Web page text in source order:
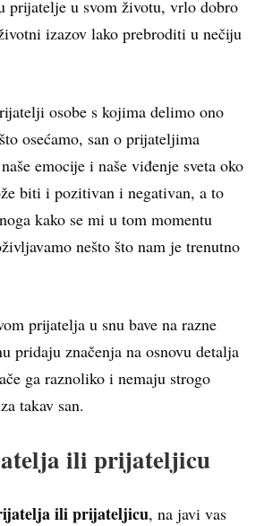
u svom životu, vrlo dobro
izazov lako prebroditi u nečiju
osobe s kojima delimo ono
osećamo, san o prijateljima
emocije i naše viđenje sveta oko
biti i pozitivan i negativan, a to
kako se mi u tom momentu
nešto što nam je trenutno
prijatelja u snu bave na razne
pridaju značenja na osnovu detalja
ga raznoliko i nemaju strogo
takav san.
ili prijateljicu
ili prijateljicu, na javi vas